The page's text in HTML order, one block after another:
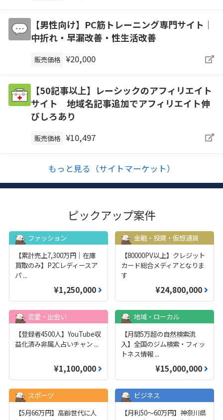
【男性向け】PC筋トレーニング専門サイト｜
中折れ・早漏改善・性生活改善
販売価格 ¥20,000
【50記事以上】レーシックのアフィリエイト
サイト 地域名記事追加でアフィリエイト伸
びしろあり
販売価格 ¥10,497
もっと見る（サイトマーケット）
ピックアップ案件
ファッション
【累計売上7,300万円｜在庫
買取のみ】P2Cレディースア
パ ...
¥1,250,000
金融・投資・仮想通貨
【80000PV以上】クレジット
カード総合メディアとなりま
す
¥24,800,000
恋愛・出会い
【登録者4500人】YouTube収
益化済み非属人占いチャン ...
¥1,100,000
地域・ローカル
【月間5万超の自然検索流
入】全国のジム検索・フィッ
トネス情報 ...
¥15,000,000
スポーツ
【5月66万円】高齢世代に人
ビジネス
【月利50〜60万円】神奈川県